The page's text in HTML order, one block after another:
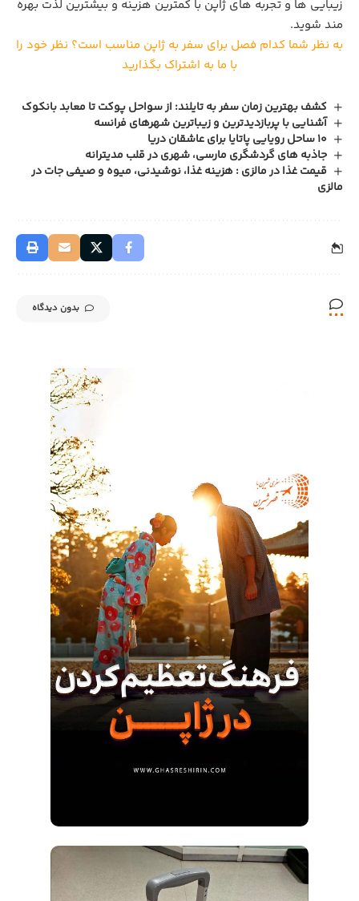
زیبایی‌ ها و تجربه‌ های ژاپن با کمترین هزینه و بیشترین لذت بهره‌
مند شوید.
به نظر شما کدام فصل برای سفر به ژاپن مناسب است؟ نظر خود را
با ما به اشتراک بگذارید
کشف بهترین زمان سفر به تایلند: از سواحل پوکت تا معابد بانکوک
آشنایی با پربازدیدترین و زیباترین شهرهای فرانسه
10 ساحل رویایی پاتایا برای عاشقان دریا
جاذبه های گردشگری مارسی، شهری در قلب مدیترانه
قیمت غذا در مالزی : هزینه غذا، نوشیدنی، میوه و صیفی جات در
مالزی
بدون دیدگاه